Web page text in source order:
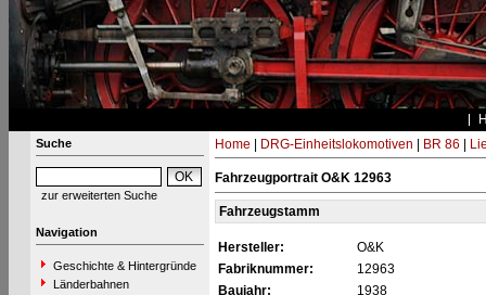
Suche
zur erweiterten Suche
Navigation
Geschichte & Hintergründe
Länderbahnen
Home DRG-Einheitslokomotiven BR 86
Fahrzeugportrait O&K 12963
Fahrzeugstamm
Hersteller:
O&K
Fabriknummer:
12963
Baujahr:
1938